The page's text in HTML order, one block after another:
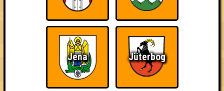
Jena Jüterbog